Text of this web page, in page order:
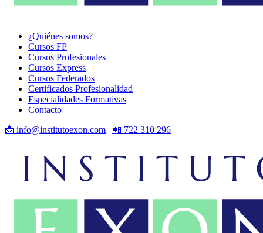
¿Quiénes somos?
Cursos FP
Cursos Profesionales
Cursos Express
Cursos Federados
Certificados Profesionalidad
Especialidades Formativas
Contacto
📩 info@institutoexon.com | 📲 722 310 296